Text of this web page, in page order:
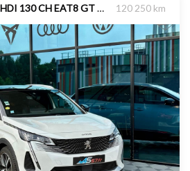
PEUGEOT 3008 BLUEHDI 130 CH EAT8 GT PACK CAMERA 360 FOCAL 120 250 km